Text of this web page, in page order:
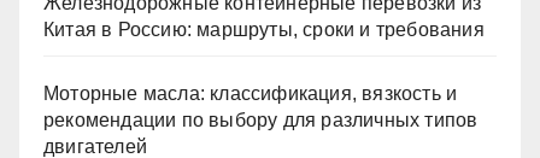
Китая в Россию: маршруты, сроки и требования
Моторные масла: классификация, вязкость и
рекомендации по выбору для различных типов
двигателей